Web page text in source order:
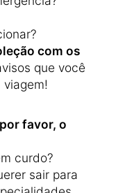
com os
que você
favor, o
curdo?
sair para